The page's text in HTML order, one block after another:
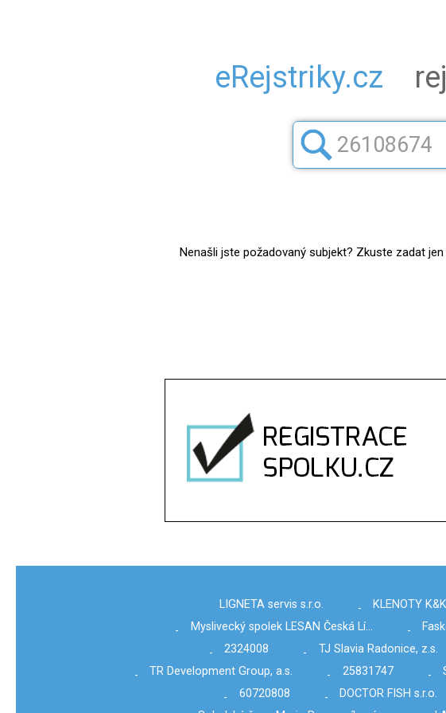
eRejstriky.cz
Nenašli jste požadovaný subjekt? Zkuste zadat
LIGNETA servis s.r.o. - KLENOTY
-
Myslivecký spolek LESAN Česká Lí… -
-
2324008 - TJ Slavia Radonice, z.s.
-
TR Development Group, a.s. - 25831747 -
-
60720808 - DOCTOR FISH s.r.o.